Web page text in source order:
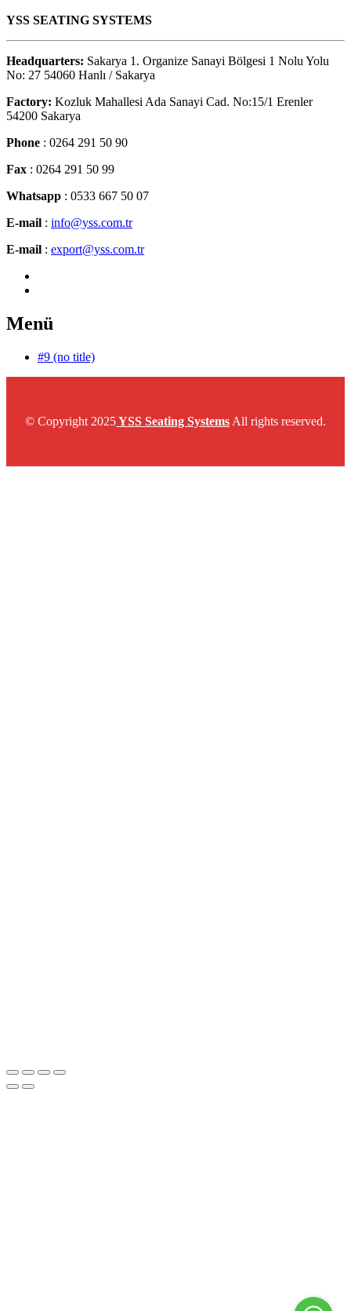
YSS SEATING SYSTEMS
Headquarters: Sakarya 1. Organize Sanayi Bölgesi 1 Nolu Yolu
No: 27 54060 Hanlı / Sakarya
Factory: Kozluk Mahallesi Ada Sanayi Cad. No:15/1 Erenler
54200 Sakarya
Phone : 0264 291 50 90
Fax : 0264 291 50 99
Whatsapp : 0533 667 50 07
E-mail : info@yss.com.tr
E-mail : export@yss.com.tr
Menü
#9 (no title)
© Copyright 2025YSS Seating Systems All rights reserved.